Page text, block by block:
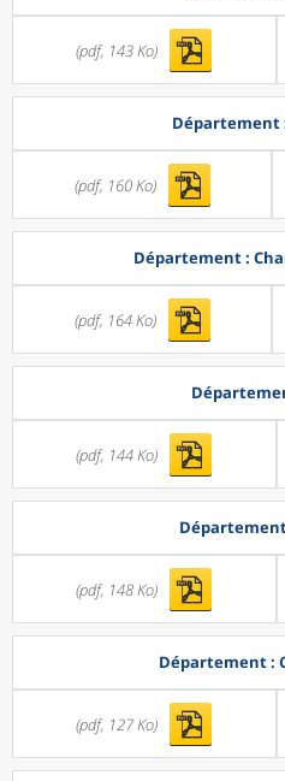
(pdf, 143 Ko)
Département
(pdf, 160 Ko)
Département :
(pdf, 164 Ko)
(pdf, 144 Ko)
(pdf, 148 Ko)
Département :
(pdf, 127 Ko)